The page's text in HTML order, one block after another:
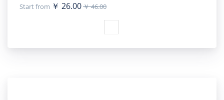
Start from ￥ 26.00￥ 46.00